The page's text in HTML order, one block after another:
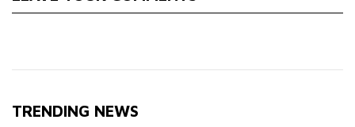
TRENDING NEWS